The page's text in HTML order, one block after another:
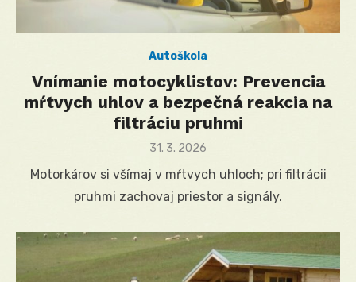
Autoškola
Vnímanie motocyklistov: Prevencia
mŕtvych uhlov a bezpečná reakcia na
filtráciu pruhmi
Posted
31. 3. 2026
Motorkárov si všímaj v mŕtvych uhloch; pri filtrácii
pruhmi zachovaj priestor a signály.